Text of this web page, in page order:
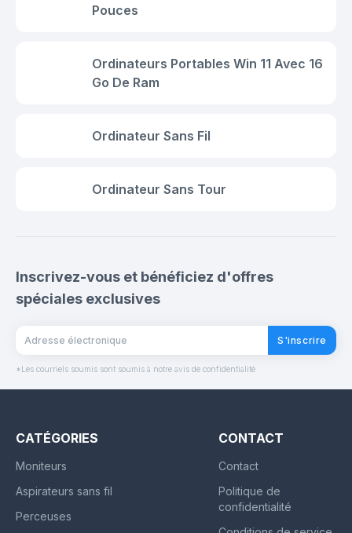
Pouces
Ordinateurs Portables Win 11 Avec 16
Go De Ram
Ordinateur Sans Fil
Ordinateur Sans Tour
Inscrivez-vous et bénéficiez d'offres
spéciales exclusives
S'inscrire
*Les courriels soumis sont soumis à notre avis de confidentialité
CATÉGORIES
Moniteurs
Aspirateurs sans fil
Perceuses
CONTACT
Contact
Politique de
confidentialité